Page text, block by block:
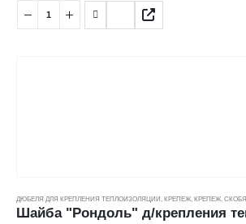
Изготовлена из полимерных материалов,
кольца с соединяющими перемычками и
ДЮБЕЛЯ ДЛЯ КРЕПЛЕНИЯ ТЕПЛОИЗОЛЯЦИИ КРЕПЕЖ КРЕПЕЖ,